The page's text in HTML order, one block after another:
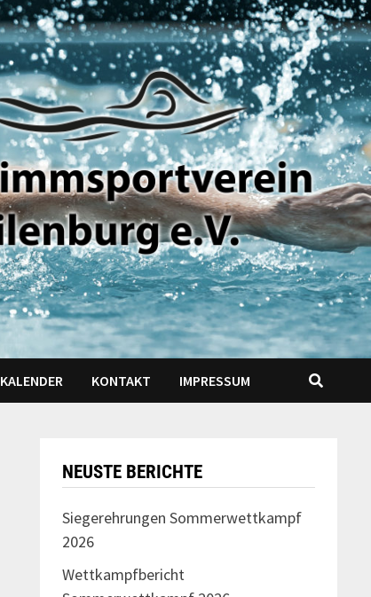
KALENDER KONTAKT IMPRESSUM
NEUSTE BERICHTE
Siegerehrungen Sommerwettkampf
2026
Wettkampfbericht